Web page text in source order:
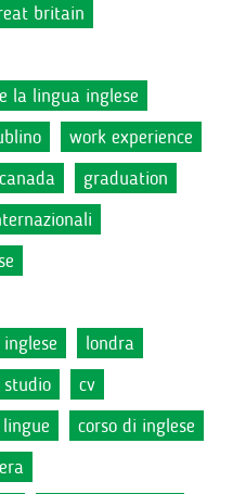
britain
la lingua inglese
work experience
canada
graduation
londra
cv
corso di inglese